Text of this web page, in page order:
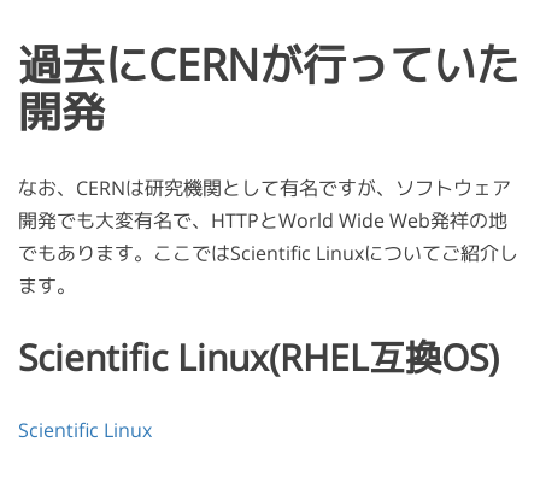
過去にCERNが行っていた
開発
なお、CERNは研究機関として有名ですが、ソフトウェア
開発でも大変有名で、HTTPとWorld Wide Web発祥の地
でもあります。ここではScientific Linuxについてご紹介し
ます。
Scientific Linux(RHEL互換OS)
Scientific Linux